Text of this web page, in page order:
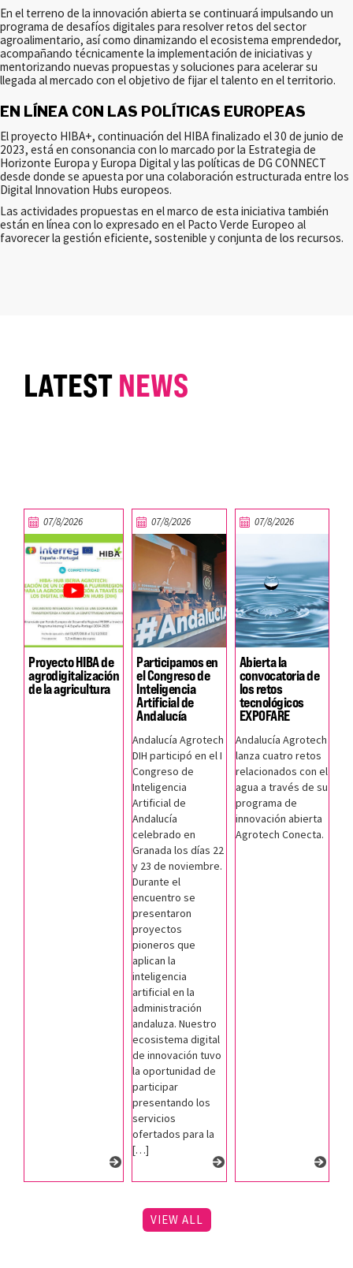
En el terreno de la innovación abierta se continuará impulsando un
programa de desafíos digitales para resolver retos del sector
agroalimentario, así como dinamizando el ecosistema emprendedor,
acompañando técnicamente la implementación de iniciativas y
mentorizando nuevas propuestas y soluciones para acelerar su
llegada al mercado con el objetivo de fijar el talento en el territorio.
EN LÍNEA CON LAS POLÍTICAS EUROPEAS
El proyecto HIBA+, continuación del HIBA finalizado el 30 de junio de
2023, está en consonancia con lo marcado por la Estrategia de
Horizonte Europa y Europa Digital y las políticas de DG CONNECT
desde donde se apuesta por una colaboración estructurada entre los
Digital Innovation Hubs europeos.
Las actividades propuestas en el marco de esta iniciativa también
están en línea con lo expresado en el Pacto Verde Europeo al
favorecer la gestión eficiente, sostenible y conjunta de los recursos.
LATESTNEWS
07/8/2026
Proyecto HIBA de
agrodigitalización
de la agricultura
07/8/2026
Participamos en
el Congreso de
Inteligencia
Artificial de
Andalucía
Andalucía Agrotech
DIH participó en el I
Congreso de
Inteligencia
Artificial de
Andalucía
celebrado en
Granada los días 22
y 23 de noviembre.
Durante el
encuentro se
presentaron
proyectos
pioneros que
aplican la
inteligencia
artificial en la
administración
andaluza. Nuestro
ecosistema digital
de innovación tuvo
la oportunidad de
participar
presentando los
servicios
ofertados para la
[…]
07/8/2026
Abierta la
convocatoria de
los retos
tecnológicos
EXPOFARE
Andalucía Agrotech
lanza cuatro retos
relacionados con el
agua a través de su
programa de
innovación abierta
Agrotech Conecta.
VIEW ALL